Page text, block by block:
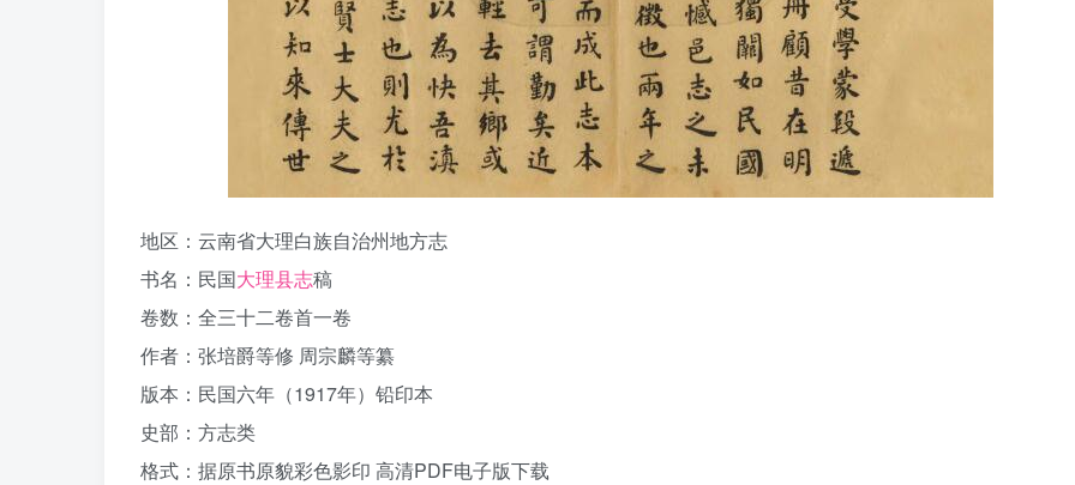
地区：云南省大理白族自治州地方志
书名：民国大理县志稿
卷数：全三十二卷首一卷
作者：张培爵等修 周宗麟等纂
版本：民国六年（1917年）铅印本
史部：方志类
格式：据原书原貌彩色影印 高清PDF电子版下载